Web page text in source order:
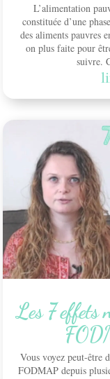
L’alimentation
constituée d’une
des aliments pauvres
on plus faite pour
suivre.
Les 7 effets
Vous voyez peut-être
FODMAP depuis